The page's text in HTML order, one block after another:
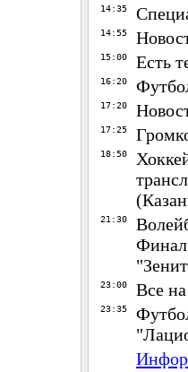
14:35
14:55
15:00 Есть
16:20
17:20
17:25
18:50
21:30
23:00 Все
23:35